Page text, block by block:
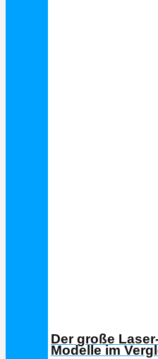
Der große
Modelle im